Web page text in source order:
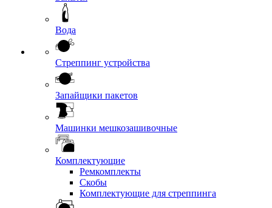
Вода
Стреппинг устройства
Запайщики пакетов
Машинки мешкозашивочные
Комплектующие
Ремкомплекты
Скобы
Комплектующие для стреппинга